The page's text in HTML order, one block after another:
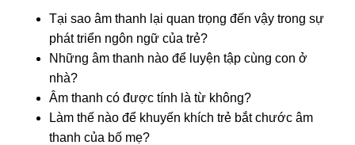
Tại sao âm thanh lại quan trọng đến vậy trong sự
phát triển ngôn ngữ của trẻ?
Những âm thanh nào để luyện tập cùng con ở
nhà?
Âm thanh có được tính là từ không?
Làm thế nào để khuyến khích trẻ bắt chước âm
thanh của bố mẹ?